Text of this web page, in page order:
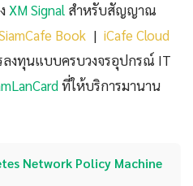
XM Signal สำหรับสัญญาณ
Book | iCafe Cloud
ลงทุนแบบครบวงจรอุปกรณ์ IT
ที่ให้บริการมานาน
Network Policy Machine